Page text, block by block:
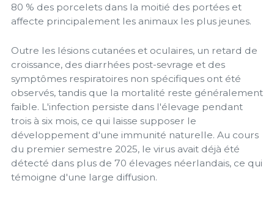
80 % des porcelets dans la moitié des portées et
affecte principalement les animaux les plus jeunes.
Outre les lésions cutanées et oculaires, un retard de
croissance, des diarrhées post-sevrage et des
symptômes respiratoires non spécifiques ont été
observés, tandis que la mortalité reste généralement
faible. L'infection persiste dans l'élevage pendant
trois à six mois, ce qui laisse supposer le
développement d'une immunité naturelle. Au cours
du premier semestre 2025, le virus avait déjà été
détecté dans plus de 70 élevages néerlandais, ce qui
témoigne d'une large diffusion.